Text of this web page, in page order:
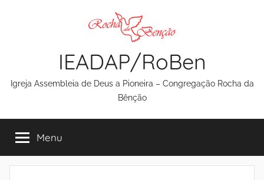
IEADAP/RoBen
Igreja Assembleia de Deus a Pioneira – Congregação Rocha da
Bênção
Menu